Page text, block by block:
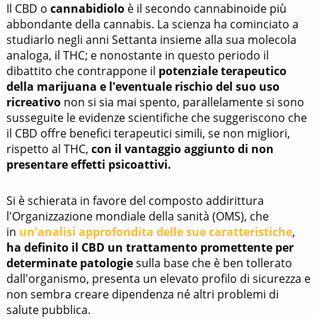
Il CBD o cannabidioloè il secondo cannabinoide più
abbondante della cannabis. La scienza ha cominciato a
studiarlo negli anni Settanta insieme alla sua molecola
analoga, il THC; e nonostante in questo periodo il
dibattito che contrappone il potenziale terapeutico
della marijuana e l'eventuale rischio del suo uso
ricreativonon si sia mai spento, parallelamente si sono
susseguite le evidenze scientifiche che suggeriscono che
il CBD offre benefici terapeutici simili, se non migliori,
rispetto al THC, con il vantaggio aggiunto di non
presentare effetti psicoattivi.
Si è schierata in favore del composto addirittura
l'Organizzazione mondiale della sanità (OMS), che
in un'analisi approfondita delle sue caratteristiche,
ha definito il CBD un trattamento promettente per
determinate patologiesulla base che è ben tollerato
dall'organismo, presenta un elevato profilo di sicurezza e
non sembra creare dipendenza né altri problemi di
salute pubblica.